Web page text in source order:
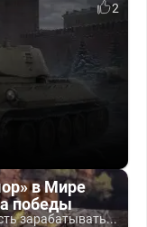
2
в Мире
победы
зарабатывать...